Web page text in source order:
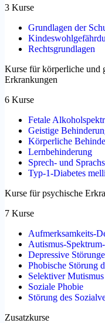
3 Kurse
Grundlagen der
Rechtsgrundlagen
Kurse für körperliche und
Erkrankungen
6 Kurse
Fetale
Geistige
Körperliche
Lernbehinderung
Sprech- und
Typ-1-Diabetes
Kurse für psychische
7 Kurse
Aufmerksamkeits-
Autismus-
Depressive
Phobische Störung
Selektiver Mutismus
Soziale Phobie
Störung des
Zusatzkurse